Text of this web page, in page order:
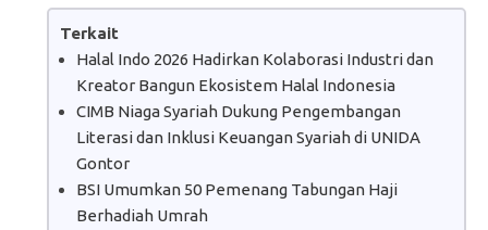
Terkait
Halal Indo 2026 Hadirkan Kolaborasi Industri dan
Kreator Bangun Ekosistem Halal Indonesia
CIMB Niaga Syariah Dukung Pengembangan
Literasi dan Inklusi Keuangan Syariah di UNIDA
Gontor
BSI Umumkan 50 Pemenang Tabungan Haji
Berhadiah Umrah